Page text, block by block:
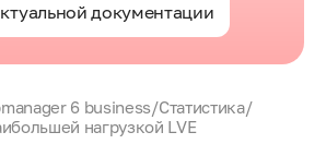
документации
6 business/Статистика/
нагрузкой LVE